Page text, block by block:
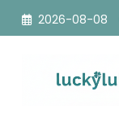
Przejdź
2026-08-08